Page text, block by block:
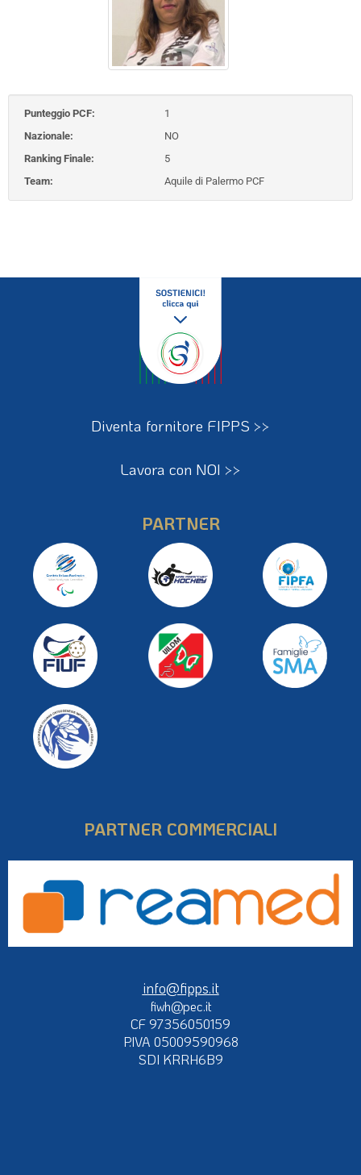
Punteggio PCF:
1
Nazionale:
NO
Ranking Finale:
5
Team:
Aquile di Palermo PCF
Diventa fornitore FIPPS >>
Lavora con NOI >>
PARTNER
PARTNER COMMERCIALI
info@fipps.it
fiwh@pec.it
CF 97356050159
P.IVA 05009590968
SDI KRRH6B9